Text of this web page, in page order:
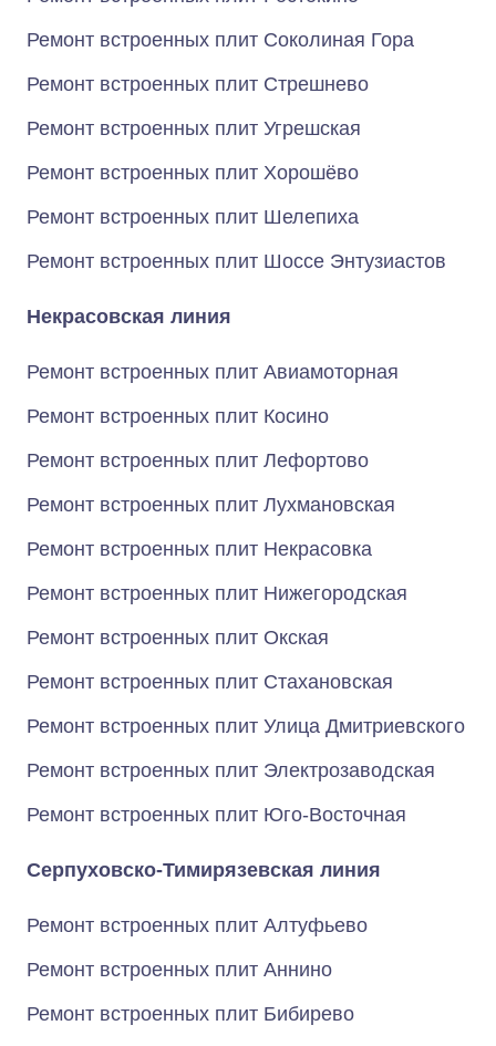
Ремонт встроенных плит Соколиная Гора
Ремонт встроенных плит Стрешнево
Ремонт встроенных плит Угрешская
Ремонт встроенных плит Хорошёво
Ремонт встроенных плит Шелепиха
Ремонт встроенных плит Шоссе Энтузиастов
Некрасовская линия
Ремонт встроенных плит Авиамоторная
Ремонт встроенных плит Косино
Ремонт встроенных плит Лефортово
Ремонт встроенных плит Лухмановская
Ремонт встроенных плит Некрасовка
Ремонт встроенных плит Нижегородская
Ремонт встроенных плит Окская
Ремонт встроенных плит Стахановская
Ремонт встроенных плит Улица Дмитриевского
Ремонт встроенных плит Электрозаводская
Ремонт встроенных плит Юго-Восточная
Серпуховско-Тимирязевская линия
Ремонт встроенных плит Алтуфьево
Ремонт встроенных плит Аннино
Ремонт встроенных плит Бибирево